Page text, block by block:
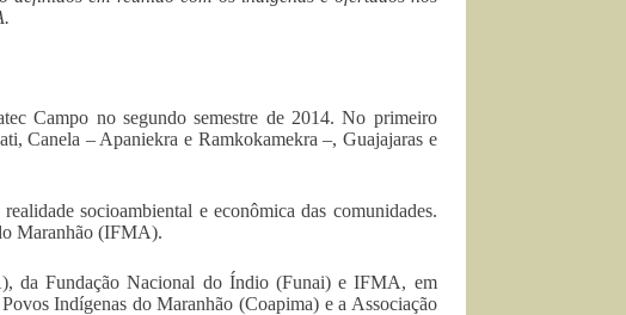
Campo no segundo semestre de 2014. No primeiro
Canela – Apaniekra e Ramkokamekra –, Guajajaras e
socioambiental e econômica das comunidades.
Maranhão (IFMA).
da Fundação Nacional do Índio (Funai) e IFMA, em
Indígenas do Maranhão (Coapima) e a Associação